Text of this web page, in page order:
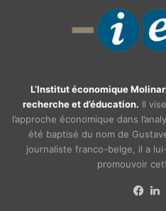
L’Institut économique
recherche et d’éducation. Il
l’approche économique dans
été baptisé du nom de
journaliste franco-belge, il a
promouvoir